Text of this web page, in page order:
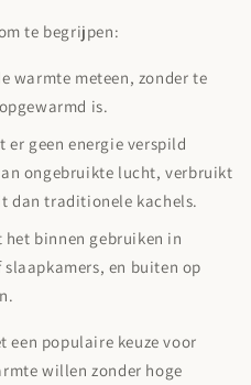
te begrijpen:
warmte meteen, zonder te
is.
er geen energie verspild
ongebruikte lucht, verbruikt
dan traditionele kachels.
het binnen gebruiken in
en buiten op
een populaire keuze voor
willen zonder hoge